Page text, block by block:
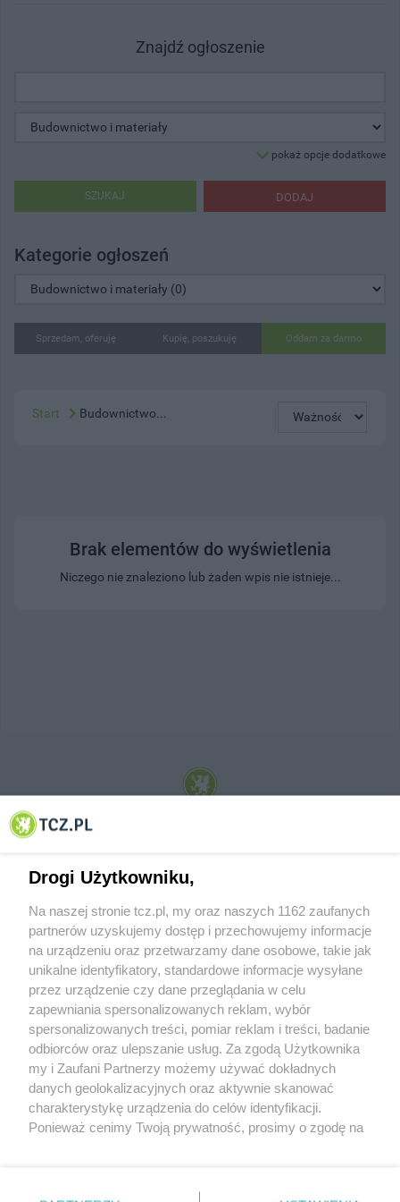
Znajdź ogłoszenie
pokaż opcje dodatkowe
DODAJ
SZUKAJ
Kategorie ogłoszeń
Sprzedam, oferuję Kupię, poszukuję Oddam za darmo
Start Budownictwo...
Brak elementów do wyświetlenia
Niczego nie znaleziono lub żaden wpis nie istnieje...
© 2001-2026 Tczew - TCZ.PL Sp. z o.o. Internetowy Serwis Informacyjny Miasta
O FIRMIE POLITYKA PRYWATNOŚCI HOSTING
REKLAMA WSPÓŁPRACA RSS FACEBOOK KONTAKT
Nasze serwisy
Aktualności
Tcz24
Muzyka i kultura
Archiwum wydarzeń
Drogi Użytkowniku,
Na naszej stronie tcz.pl, my oraz naszych 1162 zaufanych
partnerów uzyskujemy dostęp i przechowujemy informacje
na urządzeniu oraz przetwarzamy dane osobowe, takie jak
unikalne identyfikatory, standardowe informacje wysyłane
przez urządzenie czy dane przeglądania w celu
zapewniania spersonalizowanych reklam, wybór
spersonalizowanych treści, pomiar reklam i treści, badanie
odbiorców oraz ulepszanie usług. Za zgodą Użytkownika
my i Zaufani Partnerzy możemy używać dokładnych
danych geolokalizacyjnych oraz aktywnie skanować
charakterystykę urządzenia do celów identyfikacji.
Ponieważ cenimy Twoją prywatność, prosimy o zgodę na